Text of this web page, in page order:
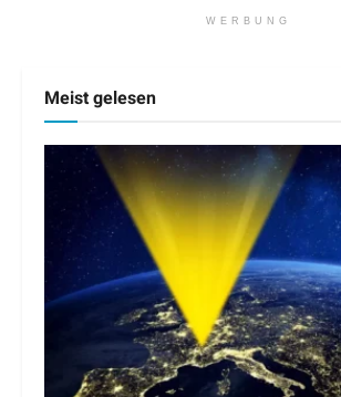
WERBUNG
Meist gelesen